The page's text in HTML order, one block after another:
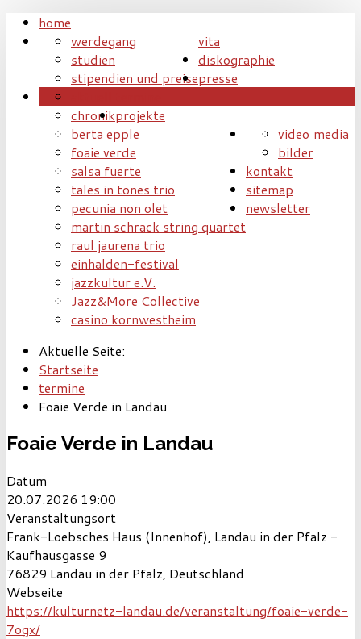
home
vita
werdegang
studien
stipendien und preise
diskographie
presse
chronikprojekte
berta epple
foaie verde
salsa fuerte
tales in tones trio
pecunia non olet
martin schrack string quartet
raul jaurena trio
einhalden-festival
jazzkultur e.V.
Jazz&More Collective
casino kornwestheim
media
video
bilder
kontakt
sitemap
newsletter
Aktuelle Seite:
Startseite
termine
Foaie Verde in Landau
Foaie Verde in Landau
Datum
20.07.2026 19:00
Veranstaltungsort
Frank-Loebsches Haus (Innenhof), Landau in der Pfalz -
Kaufhausgasse 9
76829 Landau in der Pfalz, Deutschland
Webseite
https://kulturnetz-landau.de/veranstaltung/foaie-verde-
7ogx/